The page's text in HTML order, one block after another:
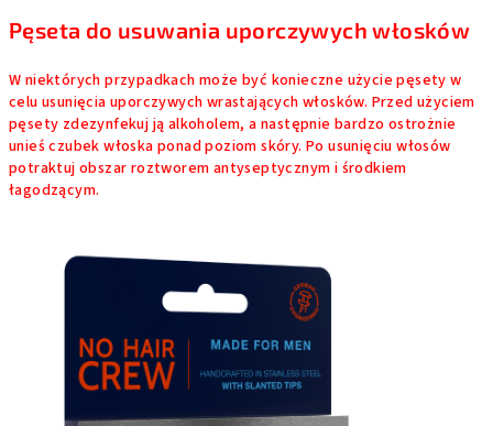
Pęseta do usuwania uporczywych włosków
W niektórych przypadkach może być konieczne użycie pęsety w
celu usunięcia uporczywych wrastających włosków. Przed użyciem
pęsety zdezynfekuj ją alkoholem, a następnie bardzo ostrożnie
unieś czubek włoska ponad poziom skóry. Po usunięciu włosów
potraktuj obszar roztworem antyseptycznym i środkiem
łagodzącym.